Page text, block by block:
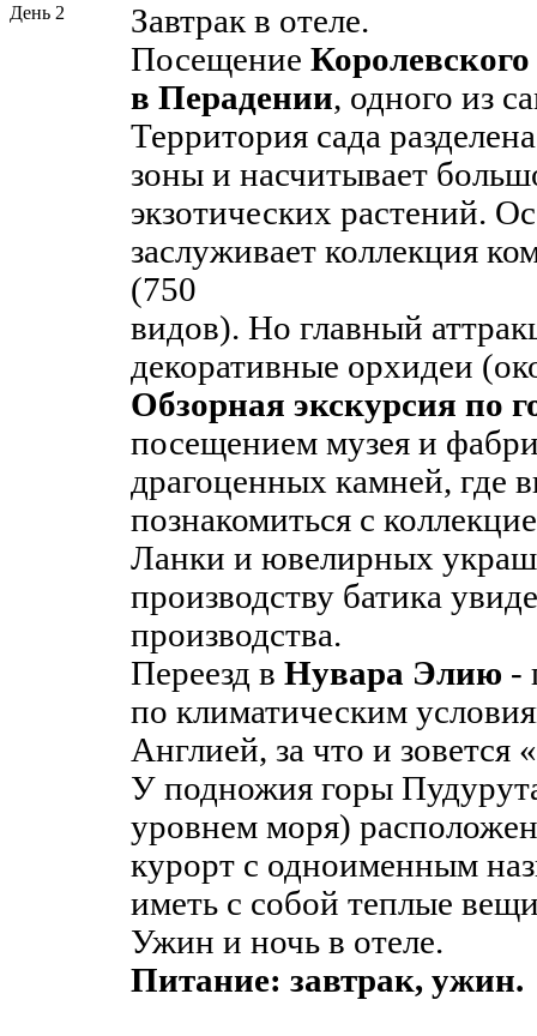
День 2
Завтрак в отеле.
Посещение
в Перадении, одного из
Территория сада
зоны и насчитывает
экзотических растений.
заслуживает коллекция
(750
видов). Но главный
декоративные орхидеи
Обзорная экскурсия по
посещением музея и
драгоценных камней, где
познакомиться с
Ланки и ювелирных
производству батика
производства.
Переезд в Нувара Элию -
по климатическим
Англией, за что и зовется
У подножия горы
уровнем моря)
курорт с одноименным
иметь с собой теплые
Ужин и ночь в отеле.
Питание: завтрак, ужин.